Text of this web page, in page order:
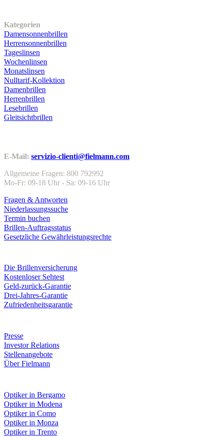
Kategorien
Damensonnenbrillen
Herrensonnenbrillen
Tageslinsen
Wochenlinsen
Monatslinsen
Nulltarif-Kollektion
Damenbrillen
Herrenbrillen
Lesebrillen
Gleitsichtbrillen
E-Mail: servizio-clienti@fielmann.com
Allgemeine Fragen: 800 792992
Mo-Fr: 09-18 Uhr - Sa: 09-16 Uhr
Fragen & Antworten
Niederlassungssuche
Termin buchen
Brillen-Auftragsstatus
Gesetzliche Gewährleistungsrechte
Die Brillenversicherung
Kostenloser Sehtest
Geld-zurück-Garantie
Drei-Jahres-Garantie
Zufriedenheitsgarantie
Presse
Investor Relations
Stellenangebote
Über Fielmann
Optiker in Bergamo
Optiker in Modena
Optiker in Como
Optiker in Monza
Optiker in Trento